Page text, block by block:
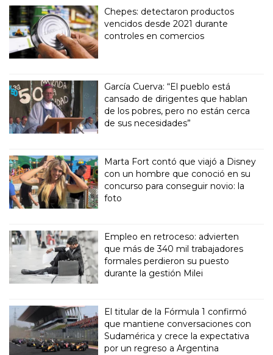
Chepes: detectaron productos
vencidos desde 2021 durante
controles en comercios
García Cuerva: “El pueblo está
cansado de dirigentes que hablan
de los pobres, pero no están cerca
de sus necesidades”
Marta Fort contó que viajó a Disney
con un hombre que conoció en su
concurso para conseguir novio: la
foto
Empleo en retroceso: advierten
que más de 340 mil trabajadores
formales perdieron su puesto
durante la gestión Milei
El titular de la Fórmula 1 confirmó
que mantiene conversaciones con
Sudamérica y crece la expectativa
por un regreso a Argentina